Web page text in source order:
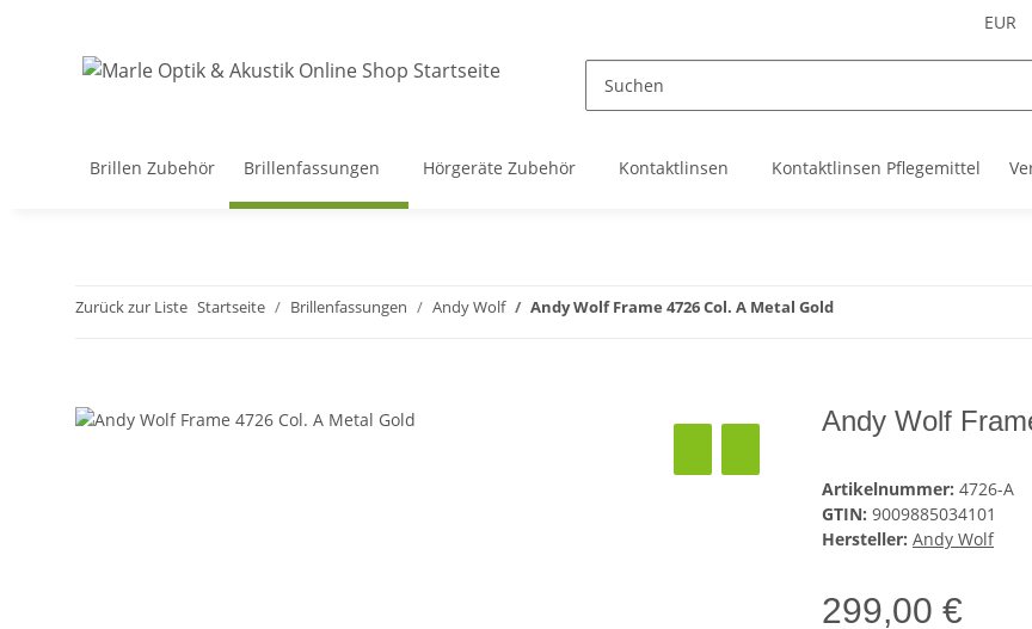
EUR
Brillen Zubehör Brillenfassungen Hörgeräte Zubehör Kontaktlinsen Kontaktlinsen Pflegemittel
Zurück zur Liste Startseite Brillenfassungen Andy Wolf Andy Wolf Frame 4726 Col. A Metal Gold
Andy Wolf
Artikelnummer: 4726-A
GTIN: 9009885034101
Hersteller: Andy Wolf
299,00 €